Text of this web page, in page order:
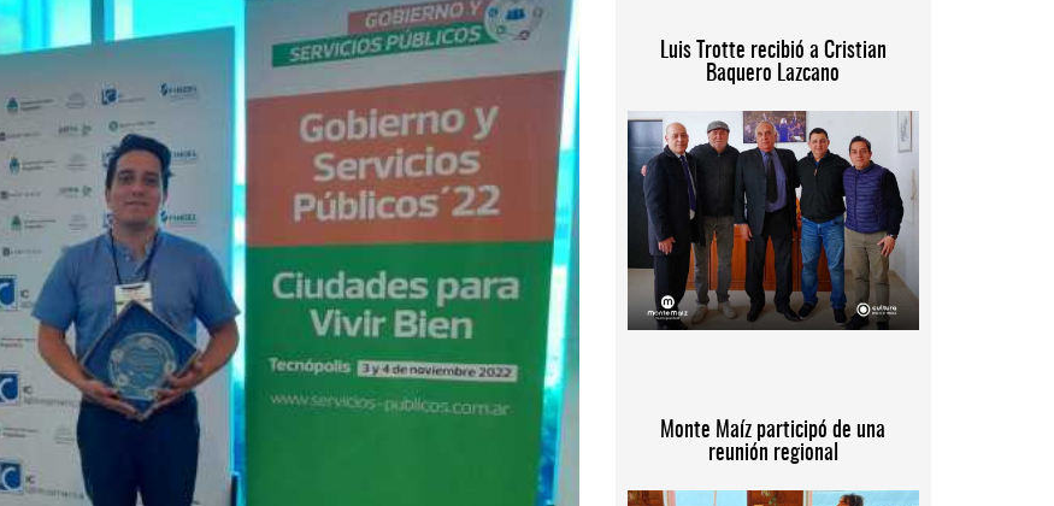
Luis Trotte recibió a Cristian
Baquero Lazcano
Monte Maíz participó de una
reunión regional